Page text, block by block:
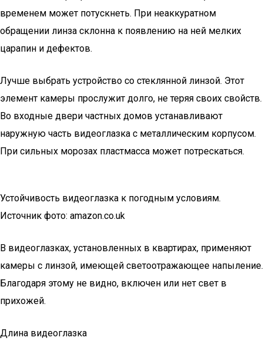
временем может потускнеть. При неаккуратном
обращении линза склонна к появлению на ней мелких
царапин и дефектов.
Лучше выбрать устройство со стеклянной линзой. Этот
элемент камеры прослужит долго, не теряя своих свойств.
Во входные двери частных домов устанавливают
наружную часть видеоглазка с металлическим корпусом.
При сильных морозах пластмасса может потрескаться.
Устойчивость видеоглазка к погодным условиям.
Источник фото: amazon.co.uk
В видеоглазках, установленных в квартирах, применяют
камеры с линзой, имеющей светоотражающее напыление.
Благодаря этому не видно, включен или нет свет в
прихожей.
Длина видеоглазка